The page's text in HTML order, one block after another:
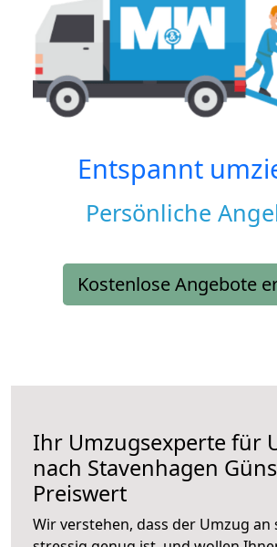
Entspannt
Persönliche
Kostenlose Angebote
Ihr Umzugsexperte für
nach Stavenhagen
Preiswert
Wir verstehen, dass der Umzug an